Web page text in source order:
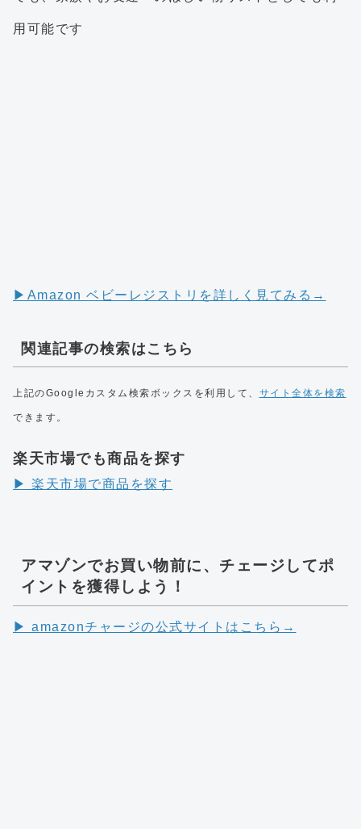
用可能です
▶︎Amazon ベビーレジストリを詳しく見てみる→
関連記事の検索はこちら
上記のGoogleカスタム検索ボックスを利用して、 サイト全体を検索
できます。
楽天市場でも商品を探す
▶︎ 楽天市場で商品を探す
アマゾンでお買い物前に、チェージしてポ
イントを獲得しよう！
▶︎ amazonチャージの公式サイトはこちら→